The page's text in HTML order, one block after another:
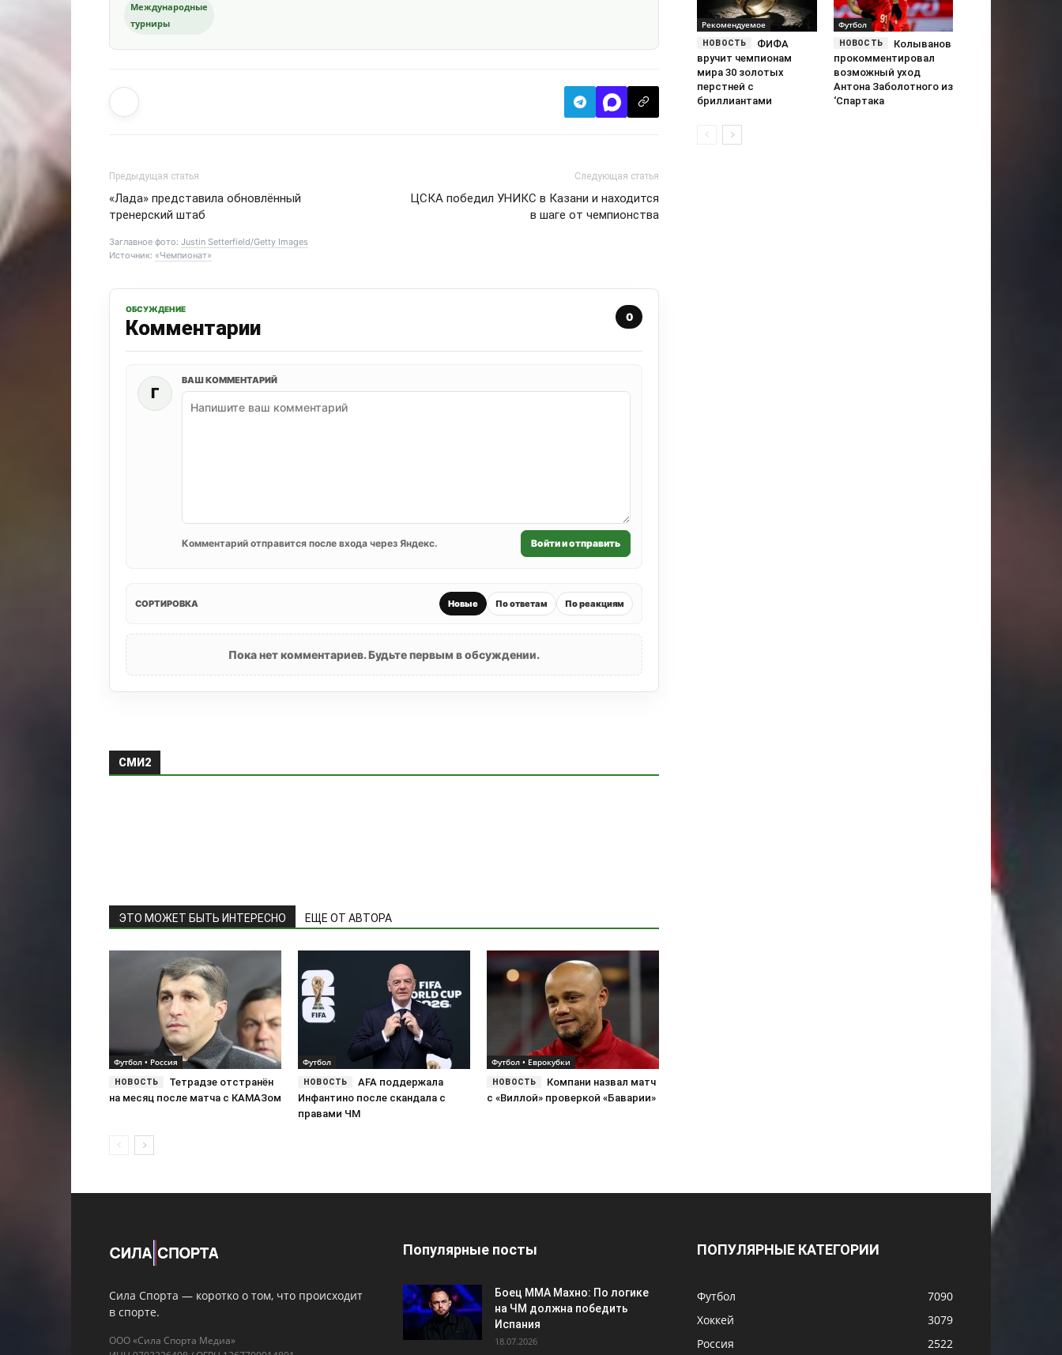
Международные
турниры
Предыдущая статья
«Лада» представила обновлённый
тренерский штаб
Следующая статья
ЦСКА победил УНИКС в Казани и находится
в шаге от чемпионства
Заглавное фото: Justin Setterfield/Getty Images
Источник: «Чемпионат»
ОБСУЖДЕНИЕ
Комментарии 0
Г
ВАШ КОММЕНТАРИЙ
Комментарий отправится после входа через Яндекс. Войти и отправить
СОРТИРОВКА Новые По ответам По реакциям
Пока нет комментариев. Будьте первым в обсуждении.
СМИ2
ЭТО МОЖЕТ БЫТЬ ИНТЕРЕСНО ЕЩЕ ОТ АВТОРА
Футбол • Россия
Тетрадзе отстранён
на месяц после матча с КАМАЗом
Футбол
AFA поддержала
Инфантино после скандала с
правами ЧМ
Футбол • Еврокубки
Компани назвал матч
с «Виллой» проверкой «Баварии»
Рекомендуемое
ФИФА
вручит чемпионам
мира 30 золотых
перстней с
бриллиантами
Футбол
Колыванов
прокомментировал
возможный уход
Антона Заболотного из
‘Спартака
Сила Спорта — коротко о том, что происходит
в спорте.
ООО «Сила Спорта Медиа»
Популярные посты
Боец ММА Махно: По логике
на ЧМ должна победить
Испания
18.07.2026
ПОПУЛЯРНЫЕ КАТЕГОРИИ
Футбол
7090
Хоккей
3079
Россия
2522